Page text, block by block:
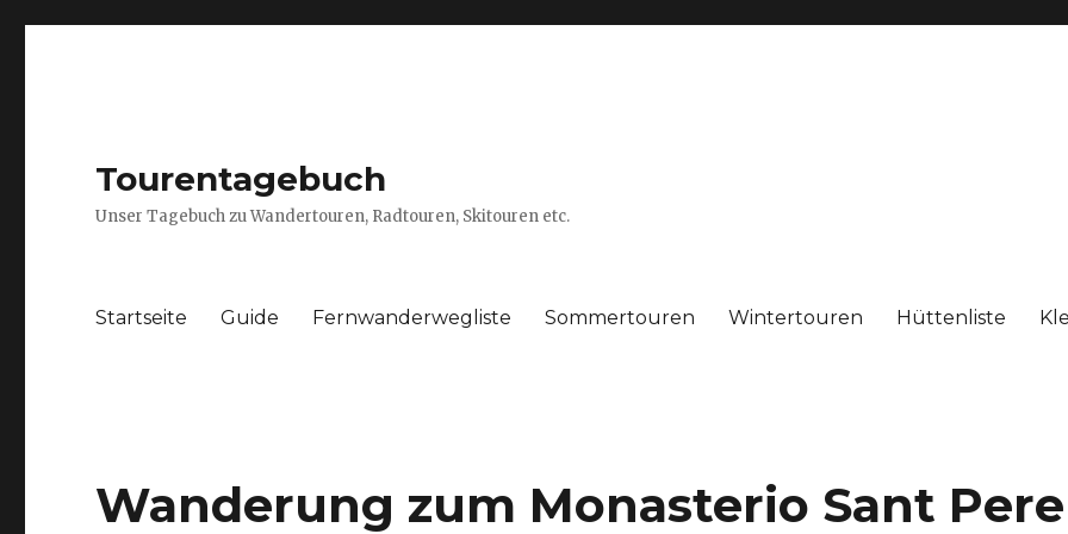
Tourentagebuch
Unser Tagebuch zu Wandertouren, Radtouren, Skitouren etc.
Startseite Guide Fernwanderwegliste Sommertouren Wintertouren Hüttenliste
Wanderung zum Monasterio Sant Pere